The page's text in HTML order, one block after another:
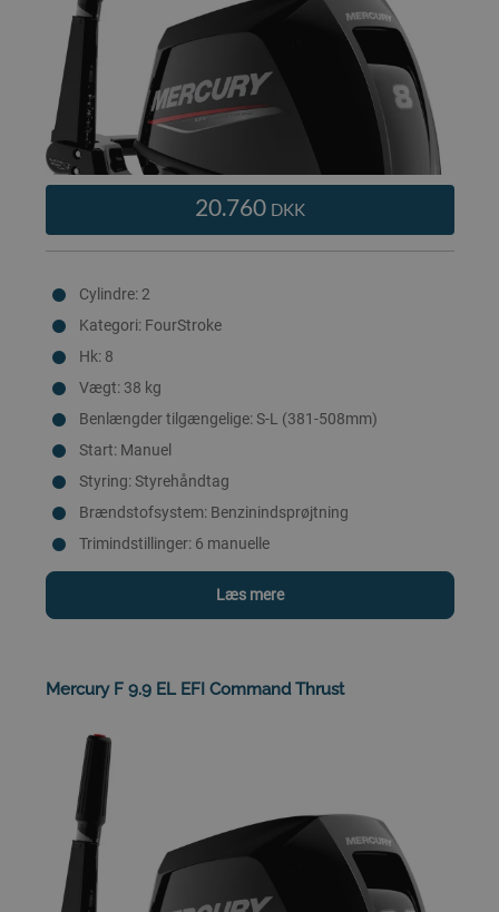
20.760 DKK
Cylindre: 2
Kategori: FourStroke
Hk: 8
Vægt: 38 kg
Benlængder tilgængelige: S-L (381-508mm)
Start: Manuel
Styring: Styrehåndtag
Brændstofsystem: Benzinindsprøjtning
Trimindstillinger: 6 manuelle
Læs mere
Mercury F 9.9 EL EFI Command Thrust